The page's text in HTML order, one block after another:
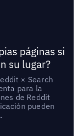
páginas si
su lugar?
× Search
para la
de Reddit
pueden